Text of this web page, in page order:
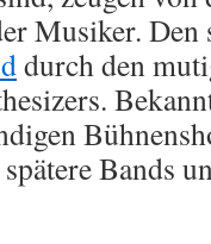
Musiker. Den
durch den
Bands